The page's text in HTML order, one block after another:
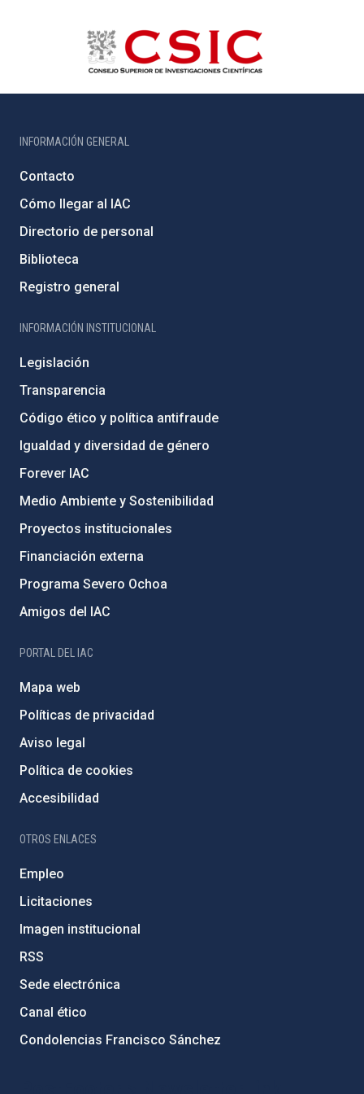
INFORMACIÓN GENERAL
Contacto
Cómo llegar al IAC
Directorio de personal
Biblioteca
Registro general
INFORMACIÓN INSTITUCIONAL
Legislación
Transparencia
Código ético y política antifraude
Igualdad y diversidad de género
Forever IAC
Medio Ambiente y Sostenibilidad
Proyectos institucionales
Financiación externa
Programa Severo Ochoa
Amigos del IAC
PORTAL DEL IAC
Mapa web
Políticas de privacidad
Aviso legal
Política de cookies
Accesibilidad
OTROS ENLACES
Empleo
Licitaciones
Imagen institucional
RSS
Sede electrónica
Canal ético
Condolencias Francisco Sánchez